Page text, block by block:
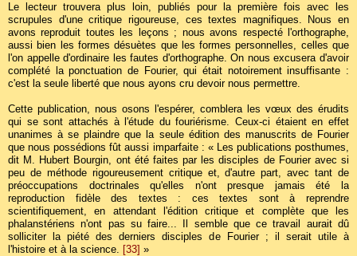
Le lecteur trouvera plus loin, publiés pour la première fois avec les
scrupules d'une critique rigoureuse, ces textes magnifiques. Nous en
avons reproduit toutes les leçons ; nous avons respecté l'orthographe,
aussi bien les formes désuètes que les formes personnelles, celles que
l'on appelle d'ordinaire les fautes d'orthographe. On nous excusera d'avoir
complété la ponctuation de Fourier, qui était notoirement insuffisante :
c'est la seule liberté que nous ayons cru devoir nous permettre.
Cette publication, nous osons l'espérer, comblera les vœux des érudits
qui se sont attachés à l'étude du fouriérisme. Ceux-ci étaient en effet
unanimes à se plaindre que la seule édition des manuscrits de Fourier
que nous possédions fût aussi imparfaite : « Les publications posthumes,
dit M. Hubert Bourgin, ont été faites par les disciples de Fourier avec si
peu de méthode rigoureusement critique et, d'autre part, avec tant de
préoccupations doctrinales qu'elles n'ont presque jamais été la
reproduction fidèle des textes : ces textes sont à reprendre
scientifiquement, en attendant l'édition critique et complète que les
phalanstériens n'ont pas su faire... Il semble que ce travail aurait dû
solliciter la piété des derniers disciples de Fourier ; il serait utile à
l'histoire et à la science. [33] »